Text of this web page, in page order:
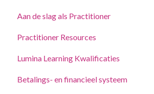
Beantwoord een vragenlijst of
Log in op uw account
Jouw Portretten
Accountinstellingen wijzigen
Aan de slag als Practitioner
Een project aanmaken, deelnemers
Practitioner Resources
Coaching- en workshopgidsen
Lumina Learning Kwalificaties
Online Leerportaal (LLXP)
Betalings- en financieel systeem